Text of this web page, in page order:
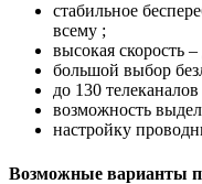
стабильное
всему ;
высокая скорость
большой выбор
до 130
возможность
настройку
Возможные варианты